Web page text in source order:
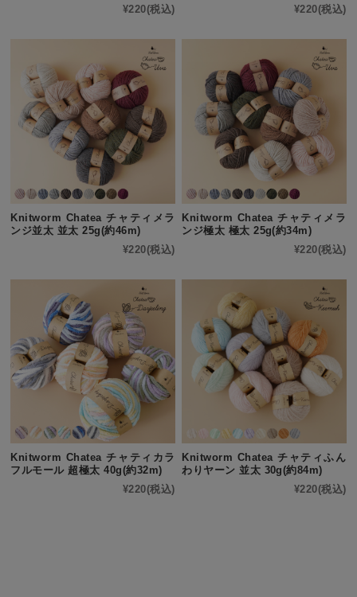
¥220(税込)
¥220(税込)
Knitworm Chatea チャティメラ
ンジ並太 並太 25g(約46m)
¥220(税込)
Knitworm Chatea チャティメラ
ンジ極太 極太 25g(約34m)
¥220(税込)
Knitworm Chatea チャティカラ
フルモール 超極太 40g(約32m)
¥220(税込)
Knitworm Chatea チャティふん
わりヤーン 並太 30g(約84m)
¥220(税込)